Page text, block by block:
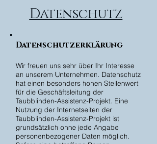
Datenschutz
Datenschutzerklärung
Wir freuen uns sehr über Ihr Interesse
an unserem Unternehmen. Datenschutz
hat einen besonders hohen Stellenwert
für die Geschäftsleitung der
Taubblinden-Assistenz-Projekt. Eine
Nutzung der Internetseiten der
Taubblinden-Assistenz-Projekt ist
grundsätzlich ohne jede Angabe
personenbezogener Daten möglich.